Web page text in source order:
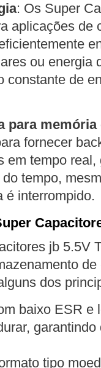
: Os Super
aplicações de
ou energia
constante de
para memória
fornecer
em tempo
tempo,
é interrompido.
jb 5.5V
dos
baixo ESR e
tipo